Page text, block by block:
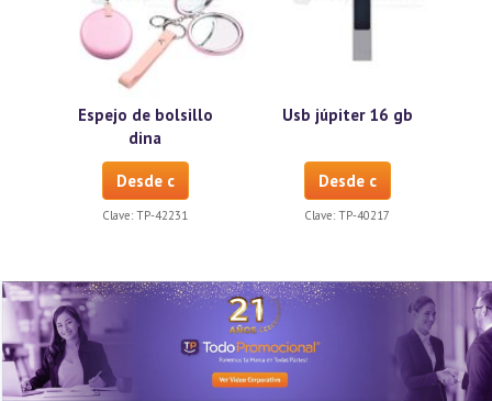
Espejo de bolsillo
dina
Desde c
Clave: TP-42231
Usb júpiter 16 gb
Desde c
Clave: TP-40217